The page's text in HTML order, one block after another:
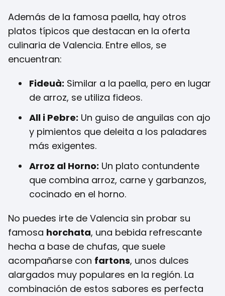
Además de la famosa paella, hay otros
platos típicos que destacan en la oferta
culinaria de Valencia. Entre ellos, se
encuentran:
Fideuà: Similar a la paella, pero en lugar
de arroz, se utiliza fideos.
All i Pebre: Un guiso de anguilas con ajo
y pimientos que deleita a los paladares
más exigentes.
Arroz al Horno: Un plato contundente
que combina arroz, carne y garbanzos,
cocinado en el horno.
No puedes irte de Valencia sin probar su
famosa horchata, una bebida refrescante
hecha a base de chufas, que suele
acompañarse con fartons, unos dulces
alargados muy populares en la región. La
combinación de estos sabores es perfecta